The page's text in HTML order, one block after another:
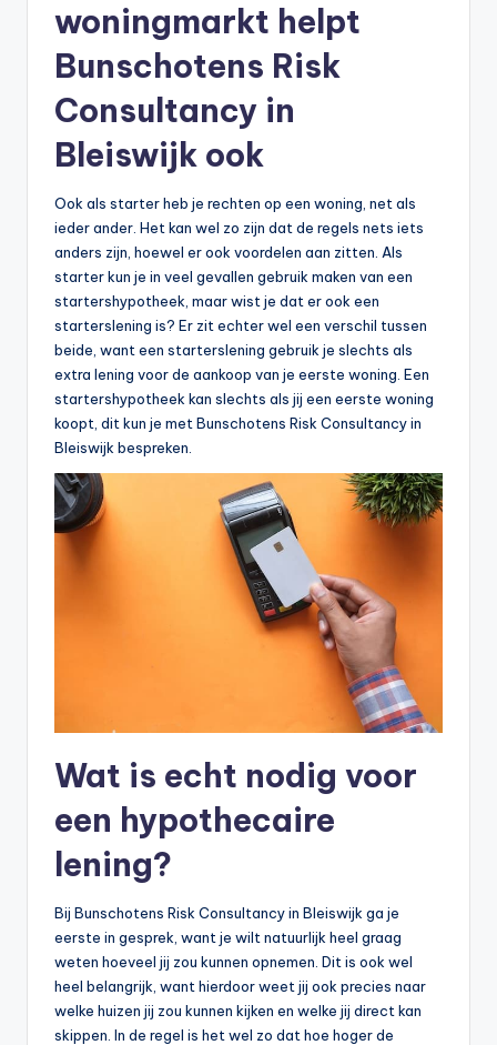
woningmarkt helpt
Bunschotens Risk
Consultancy in
Bleiswijk ook
Ook als starter heb je rechten op een woning, net als
ieder ander. Het kan wel zo zijn dat de regels nets iets
anders zijn, hoewel er ook voordelen aan zitten. Als
starter kun je in veel gevallen gebruik maken van een
startershypotheek, maar wist je dat er ook een
starterslening is? Er zit echter wel een verschil tussen
beide, want een starterslening gebruik je slechts als
extra lening voor de aankoop van je eerste woning. Een
startershypotheek kan slechts als jij een eerste woning
koopt, dit kun je met Bunschotens Risk Consultancy in
Bleiswijk bespreken.
Wat is echt nodig voor
een hypothecaire
lening?
Bij Bunschotens Risk Consultancy in Bleiswijk ga je
eerste in gesprek, want je wilt natuurlijk heel graag
weten hoeveel jij zou kunnen opnemen. Dit is ook wel
heel belangrijk, want hierdoor weet jij ook precies naar
welke huizen jij zou kunnen kijken en welke jij direct kan
skippen. In de regel is het wel zo dat hoe hoger de